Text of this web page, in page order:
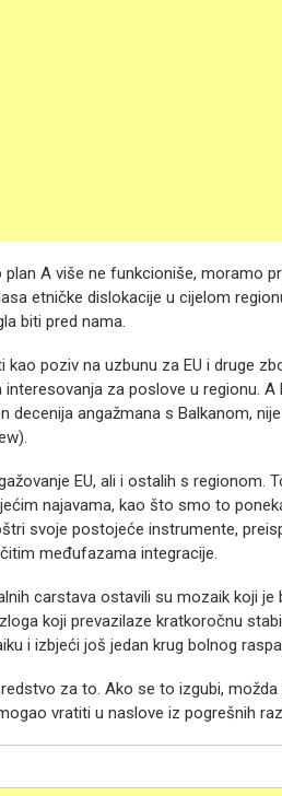
A više ne funkcioniše, moramo
etničke dislokacije u cijelom
biti pred nama.
poziv na uzbunu za EU i druge
za poslove u regionu. A
decenija angažmana s Balkanom,
EU, ali i ostalih s regionom.
najavama, kao što smo to
svoje postojeće instrumente,
međufazama integracije.
carstava ostavili su mozaik koji je
koji prevazilaze kratkoročnu
i izbjeći još jedan krug bolnog
za to. Ako se to izgubi,
vratiti u naslove iz pogrešnih